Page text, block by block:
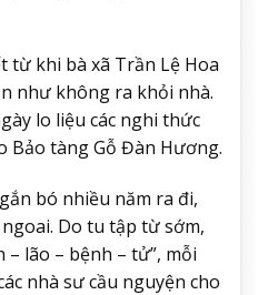
từ khi bà xã Trần Lệ Hoa
như không ra khỏi nhà.
lo liệu các nghi thức
Bảo tàng Gỗ Đàn Hương.
bó nhiều năm ra đi,
Do tu tập từ sớm,
lão – bệnh – tử”, mỗi
nhà sư cầu nguyện cho